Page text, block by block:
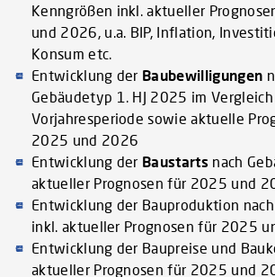
Kenngrößen inkl. aktueller
und 2026, u.a. BIP, Inflation,
Konsum etc.
Entwicklung der Baubewilligungen
Gebäudetyp 1. HJ 2025 im
Vorjahresperiode sowie aktuelle
2025 und 2026
Entwicklung der Baustarts nach
aktueller Prognosen für 2025 und
Entwicklung der Bauproduktion
inkl. aktueller Prognosen für 2025
Entwicklung der Baupreise und
aktueller Prognosen für 2025 und